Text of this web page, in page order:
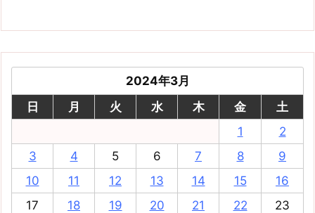
2024年3月
日
月 火 水 木 金
土
1
2
3
4 5 6 7 8
9
10
11 12 13 14 15
16
17
18 19 20 21 22
23